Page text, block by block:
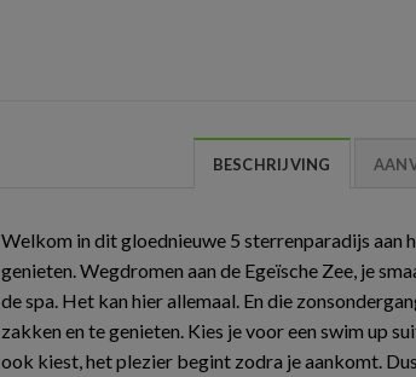
BESCHRIJVING
Welkom in dit gloednieuwe 5 sterrenparadijs aan
genieten. Wegdromen aan de Egeïsche Zee, je
de spa. Het kan hier allemaal. En die
zakken en te genieten. Kies je voor een swim up
ook kiest, het plezier begint zodra je aankomt.